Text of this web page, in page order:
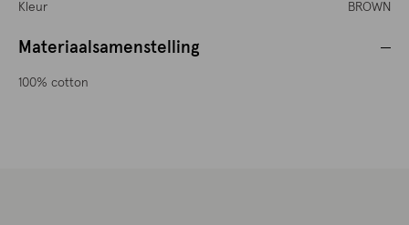
Kleur
BROWN
Materiaalsamenstelling
100% cotton